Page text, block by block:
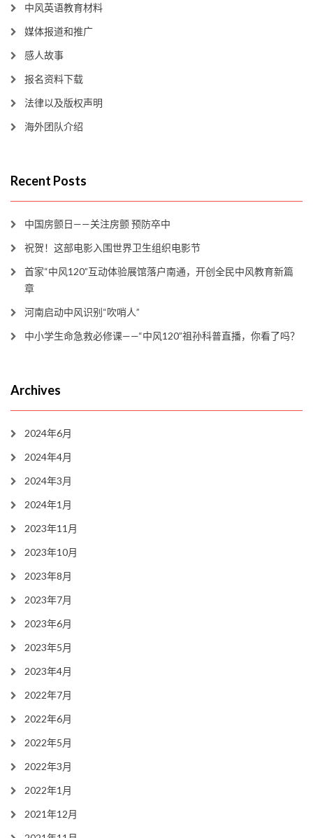
中风英语教育材料
媒体报道和推广
感人故事
报名资料下载
法律以及版权声明
海外团队介绍
Recent Posts
中国房颤日——关注房颤 预防卒中
祝贺！这部电影入围世界卫生组织电影节
首家“中风120”互动体验展馆落户南通，开创全民中风教育新篇
章
河南启动中风识别“吹哨人”
中小学生命急救必修课——“中风120”祖孙科普直播，你看了吗？
Archives
2024年6月
2024年4月
2024年3月
2024年1月
2023年11月
2023年10月
2023年8月
2023年7月
2023年6月
2023年5月
2023年4月
2022年7月
2022年6月
2022年5月
2022年3月
2022年1月
2021年12月